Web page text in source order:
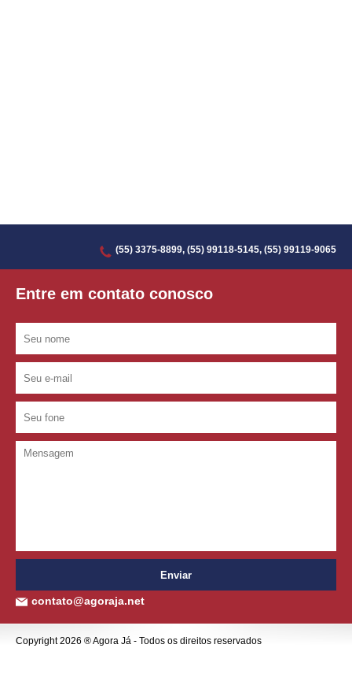
(55) 3375-8899, (55) 99118-5145, (55) 99119-9065
Entre em contato conosco
contato@agoraja.net
Copyright 2026 ® Agora Já - Todos os direitos reservados